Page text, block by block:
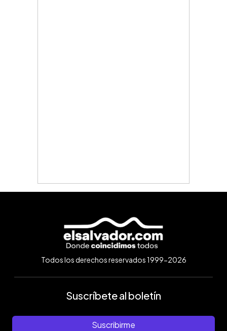
Todos los derechos reservados 1999-2026
Suscríbete al boletín
Suscribirme